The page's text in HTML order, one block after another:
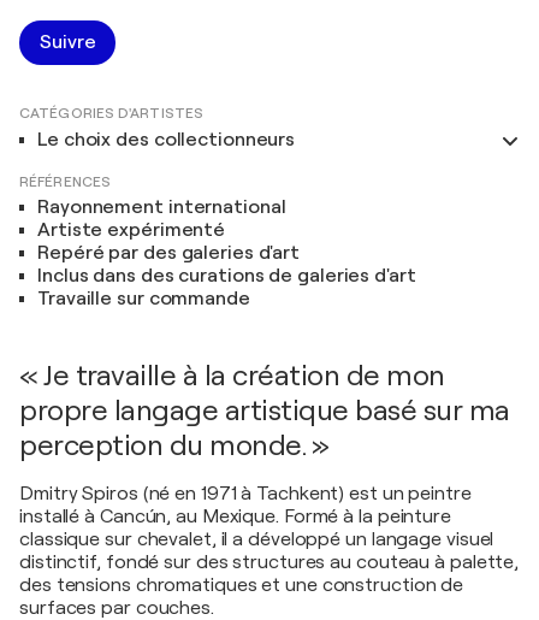
Suivre
CATÉGORIES D'ARTISTES
Le choix des collectionneurs
RÉFÉRENCES
Rayonnement international
Artiste expérimenté
Repéré par des galeries d'art
Inclus dans des curations de galeries d'art
Travaille sur commande
« Je travaille à la création de mon
propre langage artistique basé sur ma
perception du monde. »
Dmitry Spiros (né en 1971 à Tachkent) est un peintre
installé à Cancún, au Mexique. Formé à la peinture
classique sur chevalet, il a développé un langage visuel
distinctif, fondé sur des structures au couteau à palette,
des tensions chromatiques et une construction de
surfaces par couches.